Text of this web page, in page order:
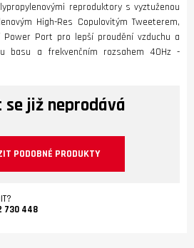
reproduktory s vyztuženou
High-Res Copulovitým Tweeterem,
Power Port pro lepší proudění vzduchu a
basu a frekvenčním rozsahem 40Hz -
se již neprodává
PODOBNÉ PRODUKTY
730 448